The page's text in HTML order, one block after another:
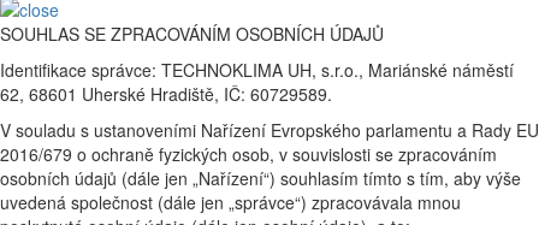
SOUHLAS SE ZPRACOVÁNÍM OSOBNÍCH ÚDAJŮ
Identifikace správce: TECHNOKLIMA UH, s.r.o., Mariánské náměstí
62, 68601 Uherské Hradiště, IČ: 60729589.
V souladu s ustanoveními Nařízení Evropského parlamentu a Rady EU
2016/679 o ochraně fyzických osob, v souvislosti se zpracováním
osobních údajů (dále jen „Nařízení“) souhlasím tímto s tím, aby výše
uvedená společnost (dále jen „správce“) zpracovávala mnou